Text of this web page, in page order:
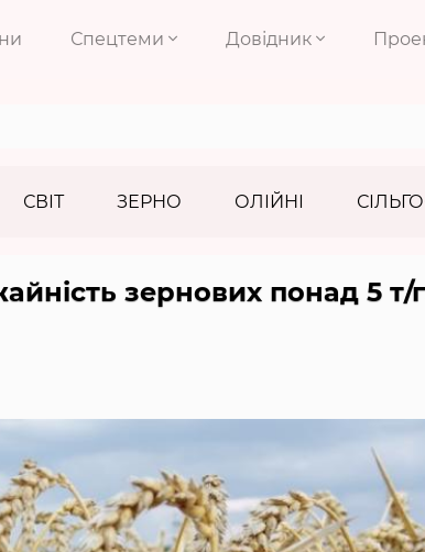
Спецтеми Довідник
СВІТ ЗЕРНО ОЛІЙНІ
зернових понад 5 т/